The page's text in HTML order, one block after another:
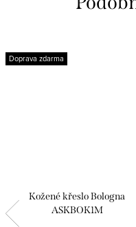
Doprava zdarma
Kožené křeslo Bologna
ASKBOK1M